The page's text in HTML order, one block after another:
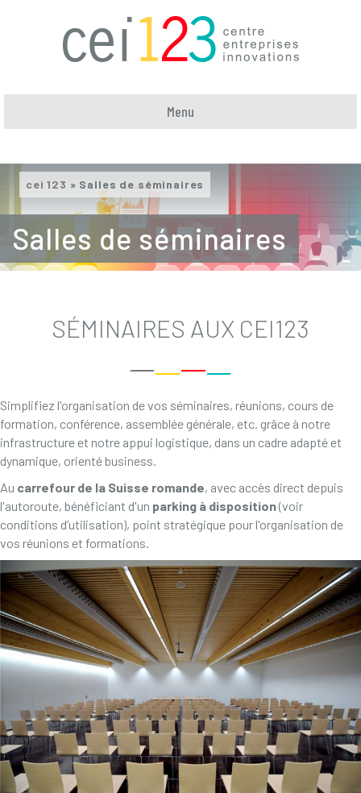
Menu
cei 123 » Salles de séminaires
Salles de séminaires
SÉMINAIRES AUX CEI123
Simplifiez l'organisation de vos séminaires, réunions, cours de
formation, conférence, assemblée générale, etc. grâce à notre
infrastructure et notre appui logistique, dans un cadre adapté et
dynamique, orienté business.
Au carrefour de la Suisse romande, avec accès direct depuis
l'autoroute, bénéficiant d'un parking à disposition(voir
conditions d’utilisation), point stratégique pour l'organisation de
vos réunions et formations.